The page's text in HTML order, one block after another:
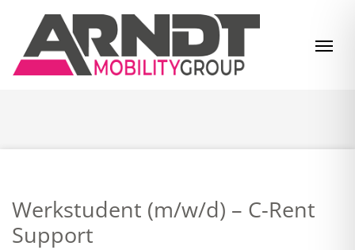
Zum Inhalt springen
Werkstudent (m/w/d) – C-Rent
Support